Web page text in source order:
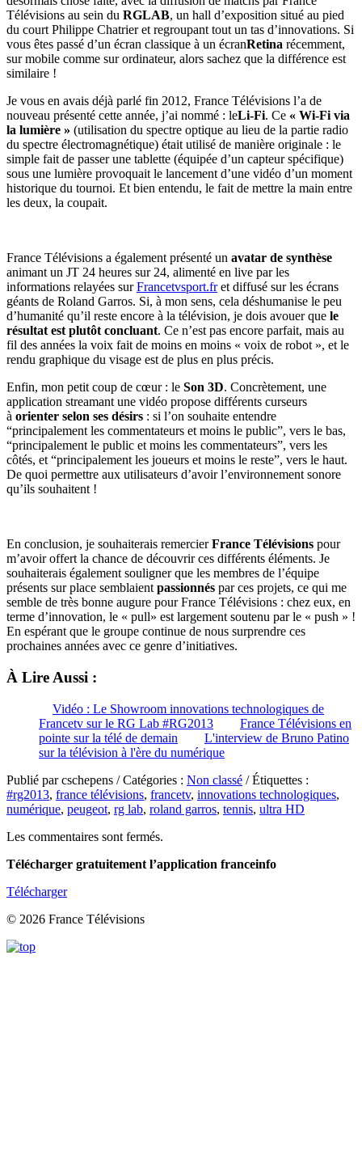
Télévisions au sein du RGLAB, un hall d’exposition situé au pied
du court Philippe Chatrier et regroupant tout un tas d’innovations. Si
vous êtes passé d’un écran classique à un écranRetina récemment,
sur mobile comme sur ordinateur, alors sachez que la différence est
similaire !
Je vous en avais déjà parlé fin 2012, France Télévisions l’a de
nouveau présenté cette année, j’ai nommé : leLi-Fi. Ce « Wi-Fi via
la lumière » (utilisation du spectre optique au lieu de la partie radio
du spectre électromagnétique) était utilisé de manière originale : le
simple fait de passer une tablette (équipée d’un capteur spécifique)
sous une lumière provoquait le lancement d’une vidéo d’un moment
historique du tournoi. Et bien entendu, le fait de mettre la main entre
les deux, la coupait.
France Télévisions a également présenté un avatar de synthèse
animant un JT 24 heures sur 24, alimenté en live par les
informations relayées surFrancetvsport.fret diffusé sur les écrans
géants de Roland Garros. Si, à mon sens, cela déshumanise le peu
d’humanité qu’il reste encore à la télévision, je dois avouer que le
résultat est plutôt concluant. Ce n’est pas encore parfait, mais au
fil des années la voix fait de moins en moins « voix de robot », et le
rendu graphique du visage est de plus en plus précis.
Enfin, mon petit coup de cœur : le Son 3D. Concrètement, une
application streamant une vidéo propose différents curseurs
à orienter selon ses désirs : si l’on souhaite entendre
“principalement les commentateurs et moins le public”, vers le bas,
“principalement le public et moins les commentateurs”, vers les
côtés, et “principalement les joueurs et moins le reste”, vers le haut.
De quoi permettre aux utilisateurs d’avoir l’environnement sonore
qu’ils souhaitent !
En conclusion, je souhaiterais remercierFrance Télévisions pour
m’avoir offert la chance de découvrir ces différents éléments. Je
souhaiterais également souligner que les membres de l’équipe
présents sur place semblaient passionnés par ces projets, ce qui me
semble de très bonne augure pour France Télévisions : chez eux, en
terme d’innovation, le « pull» est largement soutenu par le « push » !
En espérant que le groupe continue de nous surprendre ces
prochaines années avec ce genre d’initiatives.
À Lire Aussi :
Vidéo : Le Showroom innovations technologiques de
Francetv sur le RG Lab #RG2013
France Télévisions en
pointe sur la télé de demain
L'interview de Bruno Patino
sur la télévision à l'ère du numérique
Publié par cschepens / Catégories : Non classé / Étiquettes :
#rg2013, france télévisions, francetv, innovations technologiques,
numérique, peugeot, rg lab, roland garros, tennis, ultra HD
Les commentaires sont fermés.
Télécharger gratuitement l’application franceinfo
Télécharger
© 2026 France Télévisions